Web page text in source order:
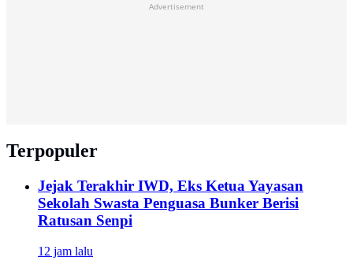
Advertisement
Terpopuler
Jejak Terakhir IWD, Eks Ketua Yayasan
Sekolah Swasta Penguasa Bunker Berisi
Ratusan Senpi
12 jam lalu